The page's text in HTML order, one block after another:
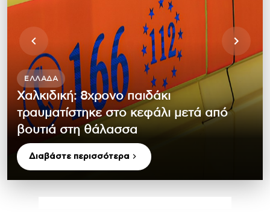
ΕΛΛΆΔΑ
Χαλκιδική: 8χρονο παιδάκι
τραυματίστηκε στο κεφάλι μετά από
βουτιά στη θάλασσα
Διαβάστε περισσότερα